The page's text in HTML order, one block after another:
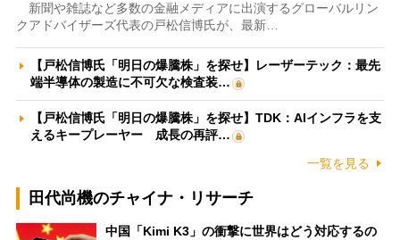
新聞や雑誌など多数の金融メディアに出演するグローバルリン
クアドバイザーズ代表の戸松信博氏が、最新…
【戸松信博氏「明日の爆騰株」を探せ】レーザーテック：最先
端半導体の製造に不可欠な検査装…
【戸松信博氏「明日の爆騰株」を探せ】TDK：AIインフラを支
えるキープレーヤー 成長の再評…
一覧を見る
田代尚機のチャイナ・リサーチ
中国「Kimi K3」の衝撃に世界はどう対応するの